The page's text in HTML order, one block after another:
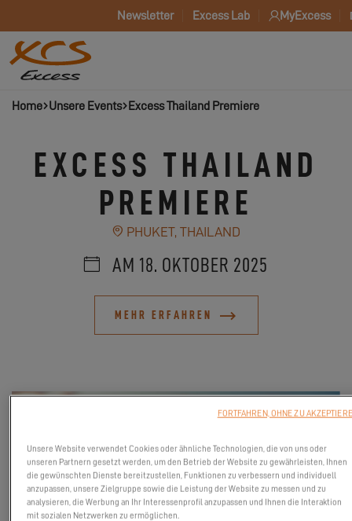
Newsletter Excess Lab MyExcess
Home Unsere Events Excess Thailand Premiere
EXCESS THAILAND
PREMIERE
PHUKET, THAILAND
AM 18. OKTOBER 2025
MEHR ERFAHREN
Unsere Website verwendet Cookies oder ähnliche Technologien, die von uns oder
unseren Partnern gesetzt werden, um den Betrieb der Website zu gewährleisten, Ihnen
die gewünschten Dienste bereitzustellen, Funktionen zu verbessern und individuell
anzupassen, unsere Zielgruppe sowie die Leistung der Website zu messen und zu
analysieren, die Werbung an Ihr Interessenprofil anzupassen und Ihnen die Interaktion
mit sozialen Netzwerken zu ermöglichen.
FORTFAHREN, OHNE ZU